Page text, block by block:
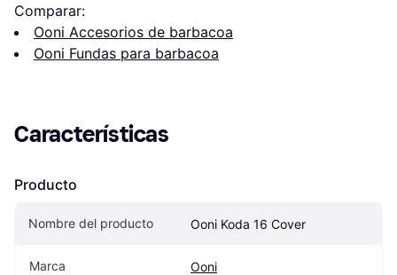
Comparar:
Ooni Accesorios de barbacoa
Ooni Fundas para barbacoa
Características
Producto
Nombre del producto Ooni Koda 16 Cover
Marca Ooni